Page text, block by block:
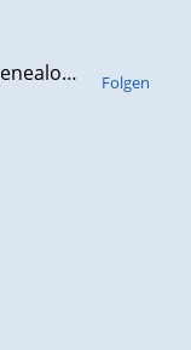
Verein für Computergenealogie e.V. (CompGen) Folgen